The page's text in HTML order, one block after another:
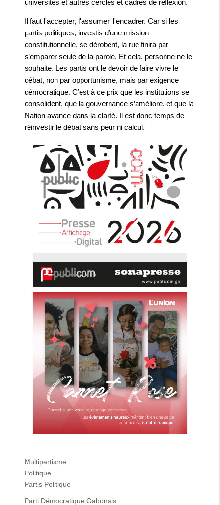
universités et autres cercles et cadres de réflexion.
Il faut l'accepter, l'assumer, l'encadrer. Car si les
partis politiques, investis d’une mission
constitutionnelle, se dérobent, la rue finira par
s’emparer seule de la parole. Et cela, personne ne le
souhaite. Les partis ont le devoir de faire vivre le
débat, non par opportunisme, mais par exigence
démocratique. C’est à ce prix que les institutions se
consolident, que la gouvernance s’améliore, et que la
Nation avance dans la clarté. Il est donc temps de
réinvestir le débat sans peur ni calcul.
Multipartisme
Politique
Partis Politique
Parti Démocratique Gabonais